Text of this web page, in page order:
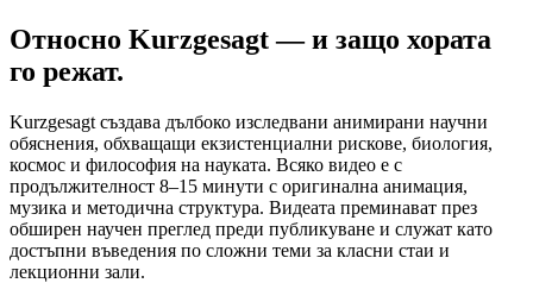
Относно Kurzgesagt —и защо хората
го режат.
Kurzgesagt създава дълбоко изследвани анимирани научни
обяснения, обхващащи екзистенциални рискове, биология,
космос и философия на науката. Всяко видео е с
продължителност 8–15 минути с оригинална анимация,
музика и методична структура. Видеата преминават през
обширен научен преглед преди публикуване и служат като
достъпни въведения по сложни теми за класни стаи и
лекционни зали.